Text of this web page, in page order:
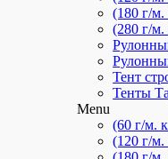
(180 г/м.
(280 г/м.
Тент
Тенты
Menu
(60 г/м.
(120 г/м.